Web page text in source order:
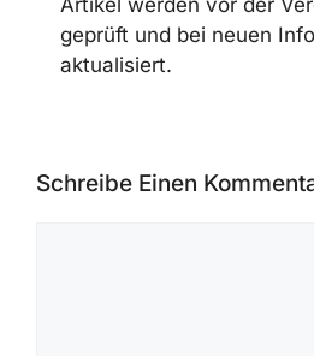
von Herstellern. Die
Grundlage von official
CVE/NVD-Daten, CISA-
Veröffentlichung geprüft